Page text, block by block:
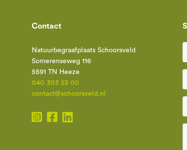
Contact
Natuurbegraafplaats Schoorsveld
Somerenseweg 116
5591 TN Heeze
040 303 23 00
contact@schoorsveld.nl